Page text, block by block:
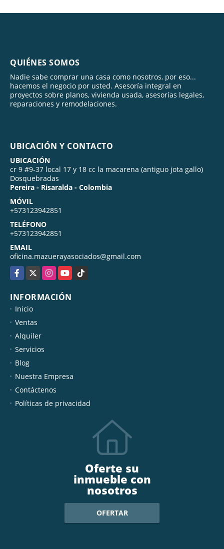
QUIÉNES SOMOS
Nadie sabe comprar una casa como nosotros, por eso...
hacemos el negocio por usted. Asesoría integral en
proyectos sobre planos, vivienda usada, asesorías legales,
reparaciones y remodelaciones.
UBICACIÓN Y CONTACTO
UBICACIÓN
cr 9 #9-37 local 17 y 18 cc la macarena (antiguo jota gallo)
Dosquebradas
Pereira - Risaralda - Colombia
MÓVIL
+573123942851
TELÉFONO
+573123942851
EMAIL
oficina.mazuerayasociados@gmail.com
Facebook
X InstagramYouTubeTikTok
INFORMACIÓN
Inicio
Ventas
Alquiler
Servicios
Blog
Nuestra Empresa
Contáctenos
Políticas de privacidad
Oferte su
inmueble con
nosotros
OFERTAR